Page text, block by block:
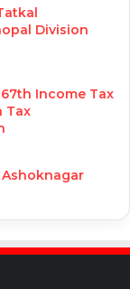
Division
Income Tax
Tax